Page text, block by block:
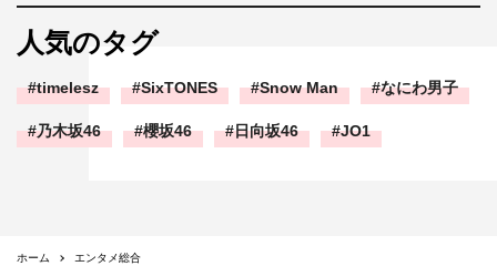
人気のタグ
timelesz SixTONES Snow Man なにわ男子
乃木坂46 櫻坂46 日向坂46 JO1
ホーム
エンタメ総合